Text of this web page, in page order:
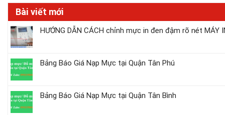
Bài viết mới
HƯỚNG DẪN CÁCH chỉnh mực in đen đậm rõ nét MÁY
Bảng Báo Giá Nạp Mực tại Quận Tân Phú
Bảng Báo Giá Nạp Mực tại Quận Tân Bình